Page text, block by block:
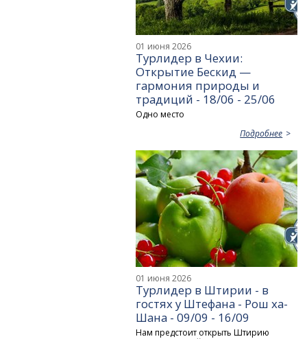
01 июня 2026
Турлидер в Чехии:
Открытие Бескид —
гармония природы и
традиций - 18/06 - 25/06
Одно место
Подробнее
01 июня 2026
Турлидер в Штирии - в
гостях у Штефана - Рош ха-
Шана - 09/09 - 16/09
Нам предстоит открыть Штирию